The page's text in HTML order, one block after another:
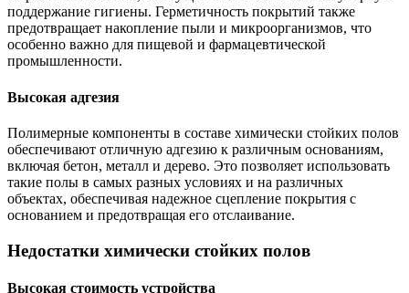
поддержание гигиены. Герметичность покрытий также
предотвращает накопление пыли и микроорганизмов, что
особенно важно для пищевой и фармацевтической
промышленности.
Высокая адгезия
Полимерные компоненты в составе химически стойких полов
обеспечивают отличную адгезию к различным основаниям,
включая бетон, металл и дерево. Это позволяет использовать
такие полы в самых разных условиях и на различных
объектах, обеспечивая надежное сцепление покрытия с
основанием и предотвращая его отслаивание.
Недостатки химически стойких полов
Высокая стоимость устройства